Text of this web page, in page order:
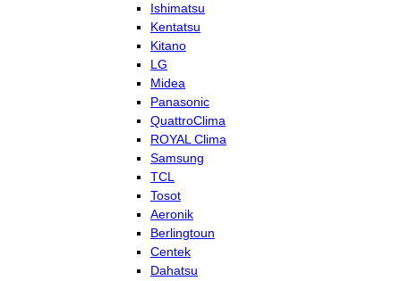
Ishimatsu
Kentatsu
Kitano
LG
Midea
Panasonic
QuattroClima
ROYAL Clima
Samsung
TCL
Tosot
Aeronik
Berlingtoun
Centek
Dahatsu